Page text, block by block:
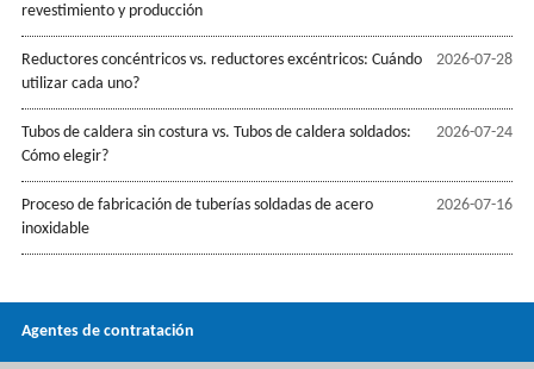
revestimiento y producción
2026-07-28
Reductores concéntricos vs. reductores excéntricos: Cuándo
utilizar cada uno?
2026-07-24
Tubos de caldera sin costura vs. Tubos de caldera soldados:
Cómo elegir?
2026-07-16
Proceso de fabricación de tuberías soldadas de acero
inoxidable
Agentes de contratación